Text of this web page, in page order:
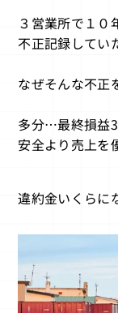
３営業所で１０
不正記録してい
なぜそんな不正
多分…最終損益
安全より売上を
違約金いくらに